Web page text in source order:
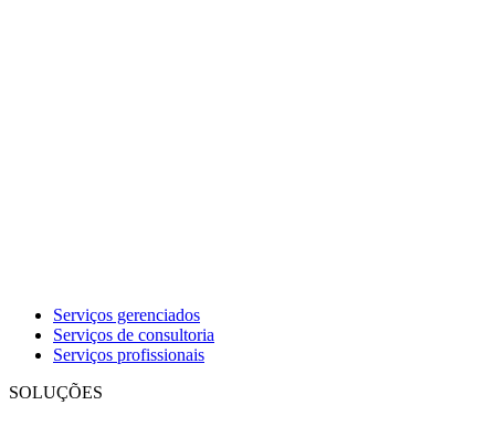
Serviços gerenciados
Serviços de consultoria
Serviços profissionais
SOLUÇÕES